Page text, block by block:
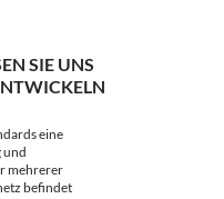
SIE UNS G
eine
und
mehrerer
befindet